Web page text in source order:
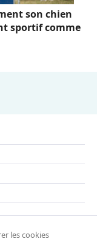
son chien
sportif comme
les cookies